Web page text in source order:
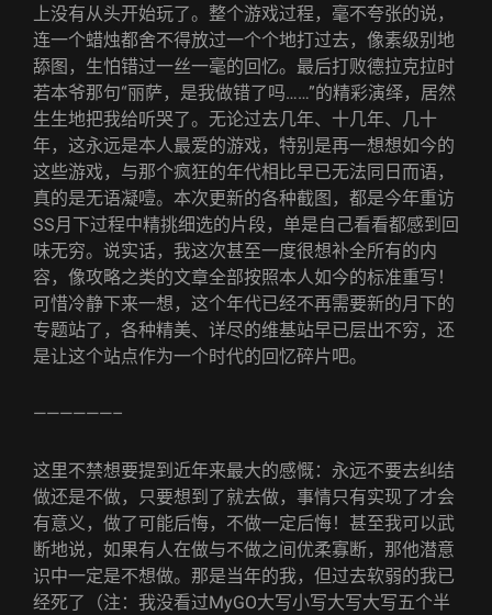
上没有从头开始玩了。整个游戏过程，毫不夸张的说，
连一个蜡烛都舍不得放过一个个地打过去，像素级别地
舔图，生怕错过一丝一毫的回忆。最后打败德拉克拉时
若本爷那句“丽萨，是我做错了吗……”的精彩演绎，居然
生生地把我给听哭了。无论过去几年、十几年、几十
年，这永远是本人最爱的游戏，特别是再一想想如今的
这些游戏，与那个疯狂的年代相比早已无法同日而语，
真的是无语凝噎。本次更新的各种截图，都是今年重访
SS月下过程中精挑细选的片段，单是自己看看都感到回
味无穷。说实话，我这次甚至一度很想补全所有的内
容，像攻略之类的文章全部按照本人如今的标准重写！
可惜冷静下来一想，这个年代已经不再需要新的月下的
专题站了，各种精美、详尽的维基站早已层出不穷，还
是让这个站点作为一个时代的回忆碎片吧。
——————–
这里不禁想要提到近年来最大的感慨：永远不要去纠结
做还是不做，只要想到了就去做，事情只有实现了才会
有意义，做了可能后悔，不做一定后悔！甚至我可以武
断地说，如果有人在做与不做之间优柔寡断，那他潜意
识中一定是不想做。那是当年的我，但过去软弱的我已
经死了（注：我没看过MyGO大写小写大写大写五个半